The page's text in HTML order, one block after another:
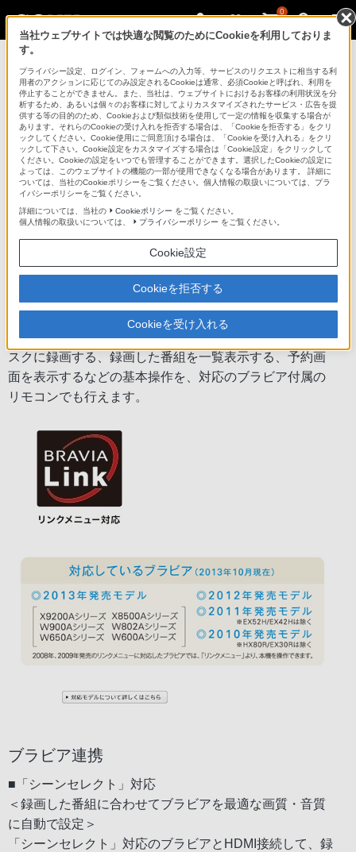
0
BDZ-ET1100
ブルーレイディスク/DVDレコーダー BDZ-ET1100
商品の特長 | ブラビアとつないで楽しむ
前へ 次へ
「ブラビアリンク」対応
リモコンひとつで簡単操作。視聴中の番組をハードディ
スクに録画する、録画した番組を一覧表示する、予約画
面を表示するなどの基本操作を、対応のブラビア付属の
リモコンでも行えます。
ブラビア連携
■「シーンセレクト」対応
＜録画した番組に合わせてブラビアを最適な画質・音質
に自動で設定＞
「シーンセレクト」対応のブラビアとHDMI接続して、録
当社ウェブサイトでは快適な閲覧のためにCookieを利用しておりま
す。
プライバシー設定、ログイン、フォームへの入力等、サービスのリクエストに相当する利
用者のアクションに応じてのみ設定されるCookieは通常、必須Cookieと呼ばれ、利用を
停止することができません。また、当社は、ウェブサイトにおけるお客様の利用状況を分
析するため、あるいは個々のお客様に対してよりカスタマイズされたサービス・広告を提
供する等の目的のため、Cookieおよび類似技術を使用して一定の情報を収集する場合が
あります。それらのCookieの受け入れを拒否する場合は、「Cookieを拒否する」をクリ
ックしてください。Cookie使用にご同意頂ける場合は、「Cookieを受け入れる」をクリ
ックして下さい。Cookie設定をカスタマイズする場合は「Cookie設定」をクリックして
ください。Cookieの設定をいつでも管理することができます。選択したCookieの設定に
よっては、このウェブサイトの機能の一部が使用できなくなる場合があります。 詳細に
ついては、当社のCookieポリシーをご覧ください。個人情報の取扱いについては、プラ
イバシーポリシーをご覧ください。
詳細については、当社の
Cookieポリシー をご覧ください。
個人情報の取扱いについては、
プライバシーポリシー をご覧ください。
Cookie設定
Cookieを拒否する
Cookieを受け入れる